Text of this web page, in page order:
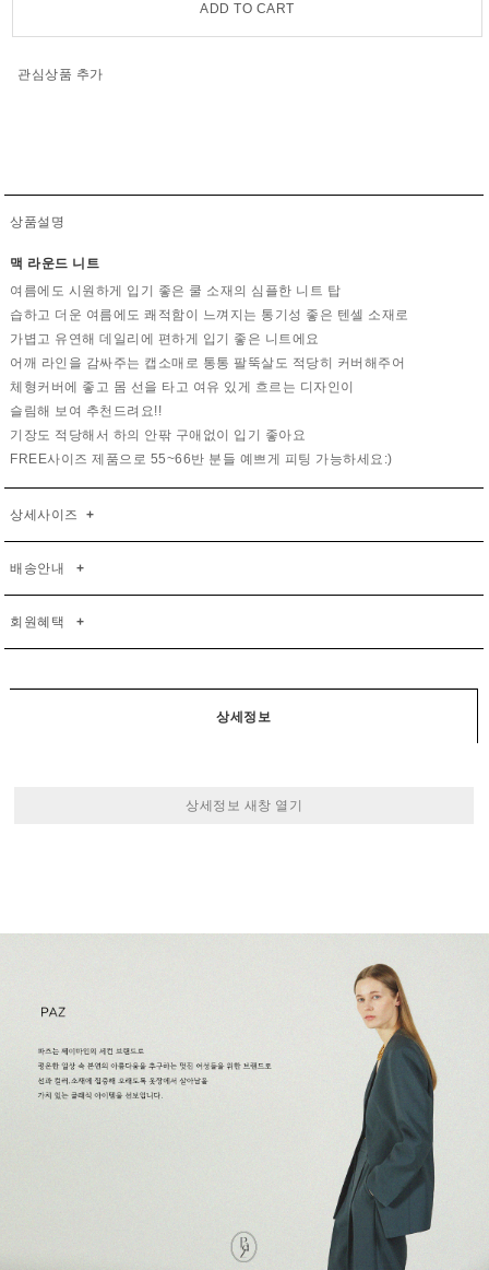
ADD TO CART
관심상품 추가
상품설명
맥 라운드 니트
여름에도 시원하게 입기 좋은 쿨 소재의 심플한 니트 탑
습하고 더운 여름에도 쾌적함이 느껴지는 통기성 좋은 텐셀 소재로
가볍고 유연해 데일리에 편하게 입기 좋은 니트에요
어깨 라인을 감싸주는 캡소매로 통통 팔뚝살도 적당히 커버해주어
체형커버에 좋고 몸 선을 타고 여유 있게 흐르는 디자인이
슬림해 보여 추천드려요!!
기장도 적당해서 하의 안팎 구애없이 입기 좋아요
FREE사이즈 제품으로 55~66반 분들 예쁘게 피팅 가능하세요:)
상세사이즈 +
배송안내 +
회원혜택 +
상세정보
상세정보 새창 열기